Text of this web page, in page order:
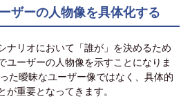
ザーの人物像を具体化する
ナリオにおいて「誰が」を決めるため
ユーザーの人物像を示すことになりま
た曖昧なユーザー像ではなく、具体的
が重要となってきます。